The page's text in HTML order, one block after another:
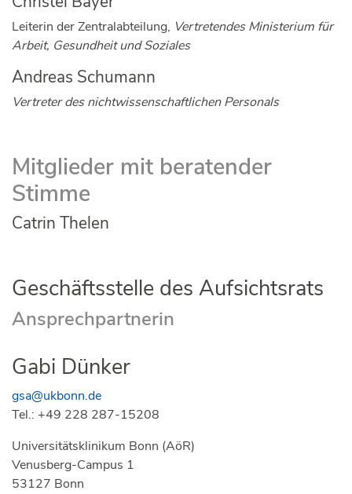
Leiterin der Zentralabteilung, Vertretendes Ministerium für
Arbeit, Gesundheit und Soziales
Andreas Schumann
Vertreter des nichtwissenschaftlichen Personals
Mitglieder mit beratender
Stimme
Catrin Thelen
Geschäftsstelle des Aufsichtsrats
Ansprechpartnerin
Gabi Dünker
gsa@ukbonn.de
Tel.: +49 228 287-15208
Universitätsklinikum Bonn (AöR)
Venusberg-Campus 1
53127 Bonn